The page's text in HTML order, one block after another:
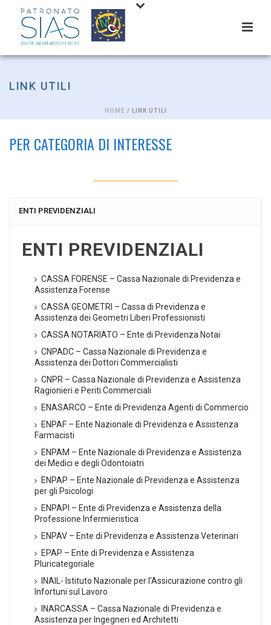
LINK UTILI
HOME / LINK UTILI
PER CATEGORIA DI INTERESSE
ENTI PREVIDENZIALI
ENTI PREVIDENZIALI
CASSA FORENSE – Cassa Nazionale di Previdenza e
Assistenza Forense
CASSA GEOMETRI – Cassa di Previdenza e
Assistenza dei Geometri Liberi Professionisti
CASSA NOTARIATO – Ente di Previdenza Notai
CNPADC – Cassa Nazionale di Previdenza e
Assistenza dei Dottori Commercialisti
CNPR – Cassa Nazionale di Previdenza e Assistenza
Ragionieri e Periti Commerciali
ENASARCO – Ente di Previdenza Agenti di Commercio
ENPAF – Ente Nazionale di Previdenza e Assistenza
Farmacisti
ENPAM – Ente Nazionale di Previdenza e Assistenza
dei Medici e degli Odontoiatri
ENPAP – Ente Nazionale di Previdenza e Assistenza
per gli Psicologi
ENPAPI – Ente di Previdenza e Assistenza della
Professione Infermieristica
ENPAV – Ente di Previdenza e Assistenza Veterinari
EPAP – Ente di Previdenza e Assistenza
Pluricategoriale
INAIL- Istituto Nazionale per l'Assicurazione contro gli
Infortuni sul Lavoro
INARCASSA – Cassa Nazionale di Previdenza e
Assistenza per Ingegneri ed Architetti